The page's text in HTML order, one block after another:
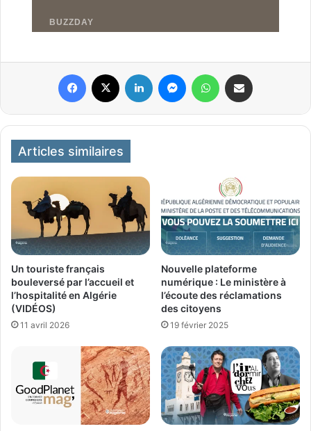
Articles similaires
Un touriste français
bouleversé par l’accueil et
l’hospitalité en Algérie
(VIDÉOS)
11 avril 2026
Nouvelle plateforme
numérique : Le ministère à
l’écoute des réclamations
des citoyens
19 février 2025